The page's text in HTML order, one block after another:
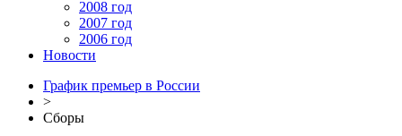
2008 год
2007 год
2006 год
Новости
График премьер в России
>
Сборы